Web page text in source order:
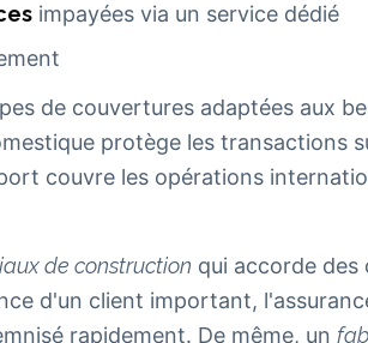
impayées via un service dédié
de couvertures adaptées aux
protège les transactions
couvre les opérations
de construction qui accorde des
d'un client important,
rapidement. De même, un